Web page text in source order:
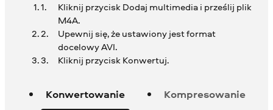
Kliknij przycisk Dodaj multimedia i prześlij plik
M4A.
Upewnij się, że ustawiony jest format
docelowy AVI.
Kliknij przycisk Konwertuj.
Konwertowanie Kompresowanie